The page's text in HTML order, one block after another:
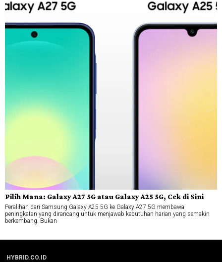
Pilih Mana: Galaxy A27 5G atau Galaxy A25 5G, Cek di Sini
Peralihan dari Samsung Galaxy A25 5G ke Galaxy A27 5G membawa
peningkatan yang dirancang untuk menjawab kebutuhan harian yang semakin
berkembang. Bukan
HYBRID.CO.ID